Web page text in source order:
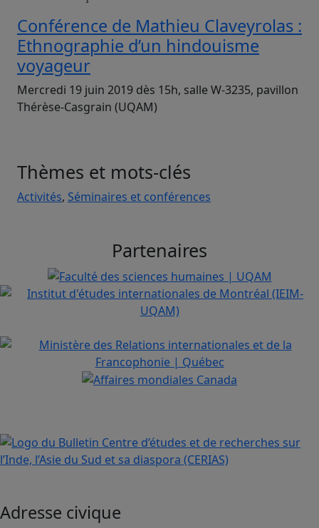
Conférence de Mathieu Claveyrolas :
Ethnographie d’un hindouisme
voyageur
Mercredi 19 juin 2019 dès 15h, salle W-3235, pavillon
Thérèse-Casgrain (UQAM)
Thèmes et mots-clés
Activités, Séminaires et conférences
Partenaires
Adresse civique